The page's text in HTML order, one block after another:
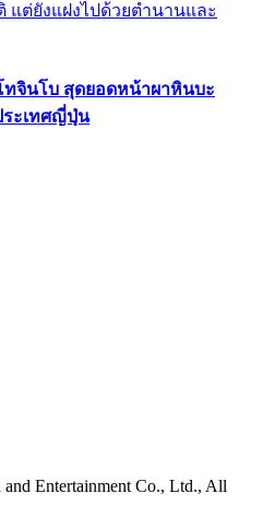
แต่ยังแฝงไปด้วยตำนานและ
ทจินโบ สุดยอดหน้าผาหินบะ
ะเทศญี่ปุ่น
Entertainment Co., Ltd., All